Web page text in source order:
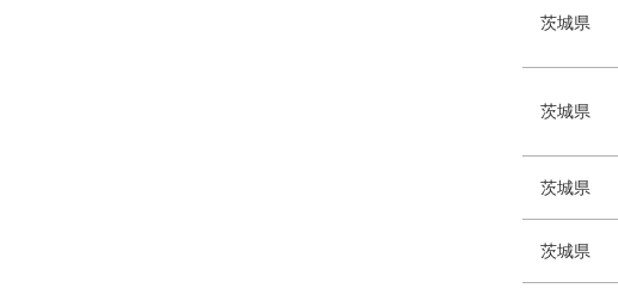
茨城県
茨城県
茨城県
茨城県